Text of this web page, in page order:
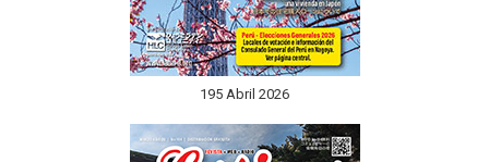
195 Abril 2026